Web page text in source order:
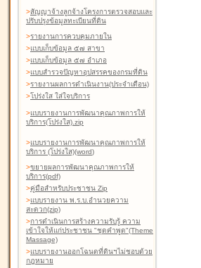
>สัญญาจ้างลูกจ้างโครงการตรวจสอบและ
ปรับปรุงข้อมูลทะเบียนที่ดิน
>รายงานการควบคุมภายใน
>แบบเก็บข้อมูล ๕๗ สาขา
>แบบเก็บข้อมูล ๕๗ อำเภอ
>แบบสำรวจปัญหาอุปสรรคของกรมที่ดิน
>รายงานผลการดำเนินงาน(ประจำเดือน)
>โปร่งใส ใส่ใจบริการ
>แบบรายงานการพัฒนาคุณภาพการให้
บริการ(โปร่งใส).zip
>แบบรายงานการพัฒนาคุณภาพการให้
บริการ (โปร่งใส)(word)
>ขยายผลการพัฒนาคุณภาพการให้
บริการ(pdf)
>คู่มือสำหรับประชาชน Zip
>แบบรายงาน พ.ร.บ.อำนวยความ
สะดวก(zip)
>การดำเนินการสร้างความรับรู้ ความ
เข้าใจให้แก่ประชาชน "ชุดคำพูด"(Theme
Massage)
>แบบรายงานออกโฉนดที่ดินฯไม่ชอบด้วย
กฎหมาย